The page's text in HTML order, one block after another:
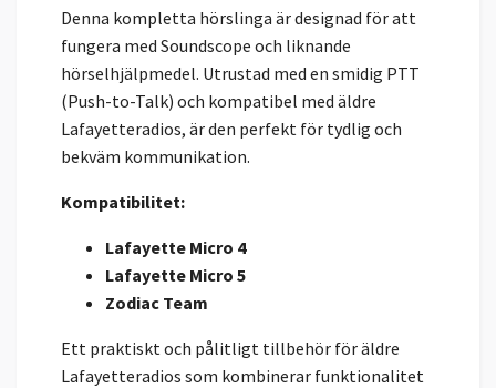
Denna kompletta hörslinga är designad för att
fungera med Soundscope och liknande
hörselhjälpmedel. Utrustad med en smidig PTT
(Push-to-Talk) och kompatibel med äldre
Lafayetteradios, är den perfekt för tydlig och
bekväm kommunikation.
Kompatibilitet:
Lafayette Micro 4
Lafayette Micro 5
Zodiac Team
Ett praktiskt och pålitligt tillbehör för äldre
Lafayetteradios som kombinerar funktionalitet